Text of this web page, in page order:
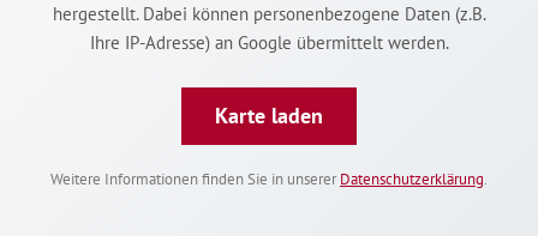
hergestellt. Dabei können personenbezogene Daten (z.B.
Ihre IP-Adresse) an Google übermittelt werden.
Karte laden
Weitere Informationen finden Sie in unserer Datenschutzerklärung.